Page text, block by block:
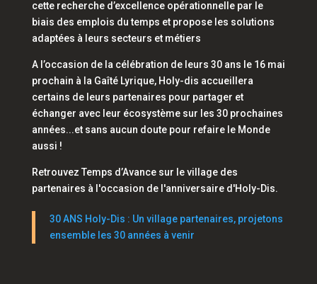
cette recherche d’excellence opérationnelle par le
biais des emplois du temps et propose les solutions
adaptées à leurs secteurs et métiers
A l’occasion de la célébration de leurs 30 ans le 16 mai
prochain à la Gaîté Lyrique, Holy-dis accueillera
certains de leurs partenaires pour partager et
échanger avec leur écosystème sur les 30 prochaines
années...et sans aucun doute pour refaire le Monde
aussi !
Retrouvez Temps d’Avance sur le village des
partenaires à l'occasion de l'anniversaire d'Holy-Dis.
30 ANS Holy-Dis : Un village partenaires, projetons
ensemble les 30 années à venir